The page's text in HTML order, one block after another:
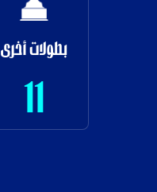
بطولات أخرى
11